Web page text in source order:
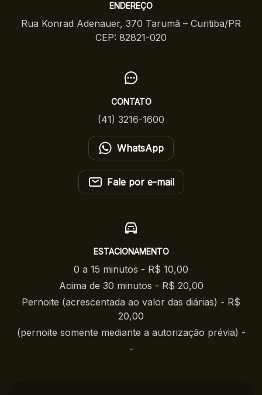
ENDEREÇO
Rua Konrad Adenauer, 370 Tarumã – Curitiba/PR
CEP: 82821-020
CONTATO
(41) 3216-1600
WhatsApp
Fale por e-mail
ESTACIONAMENTO
0 a 15 minutos - R$ 10,00
Acima de 30 minutos - R$ 20,00
Pernoite (acrescentada ao valor das diárias) - R$
20,00
(pernoite somente mediante a autorização prévia) -
-